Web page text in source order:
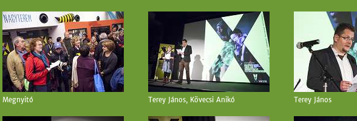
Megnyitó Terey János, Kövecsi Anikó Terey János